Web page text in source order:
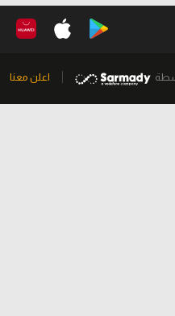
اعلن معنا